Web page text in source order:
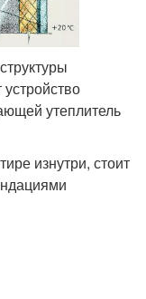
утеплитель
изнутри, стоит